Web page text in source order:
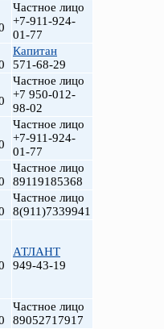
Частное лицо
+7-911-924-
01-77
Капитан
571-68-29
Частное лицо
+7 950-012-
98-02
Частное лицо
+7-911-924-
01-77
Частное лицо
89119185368
Частное лицо
8(911)7339941
АТЛАНТ
949-43-19
Частное лицо
89052717917